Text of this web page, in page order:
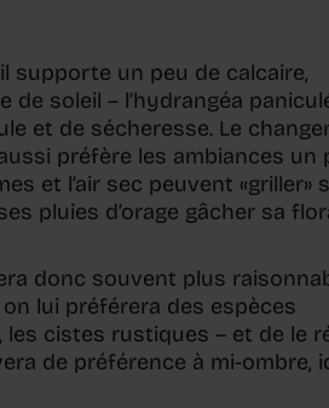
supporte un peu de calcaire,
soleil – l’hydrangéa
et de sécheresse. Le
préfère les ambiances un
et l’air sec peuvent «griller»
pluies d’orage gâcher sa
donc souvent plus
lui préférera des espèces
cistes rustiques – et de le
de préférence à mi-ombre,